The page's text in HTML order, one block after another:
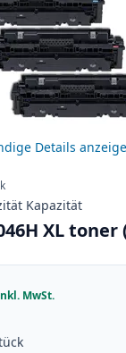
Details
Kapazität
XL
MwSt.